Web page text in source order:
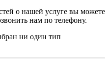
о нашей услуге вы можете
нам по телефону.
ни один тип